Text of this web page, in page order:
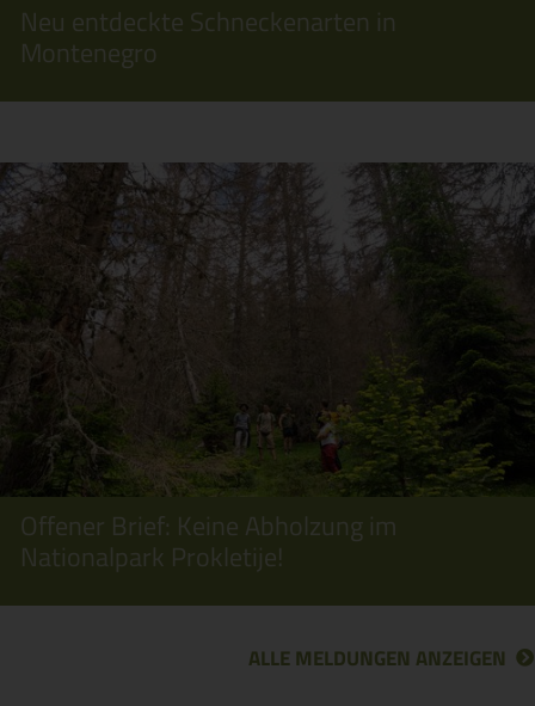
Neu entdeckte Schneckenarten in
Montenegro
Offener Brief: Keine Abholzung im
Nationalpark Prokletije!
ALLE MELDUNGEN ANZEIGEN